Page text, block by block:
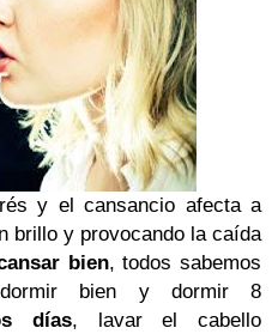
y el cansancio afecta a
brillo y provocando la caída
bien, todos sabemos
bien y dormir 8
días, lavar el cabello